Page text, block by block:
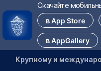
Скачайте
в App Store
в AppGallery
Крупному и